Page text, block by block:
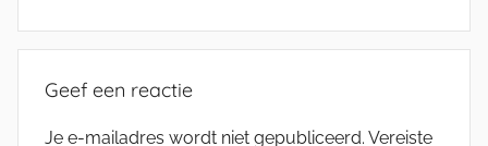
Geef een reactie
Je e-mailadres wordt niet gepubliceerd. Vereiste